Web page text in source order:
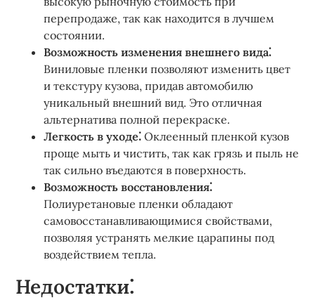
перепродаже, так как находится в лучшем
состоянии.
Возможность изменения внешнего вида⁚
Виниловые пленки позволяют изменить цвет
и текстуру кузова, придав автомобилю
уникальный внешний вид. Это отличная
альтернатива полной перекраске.
Легкость в уходе⁚ Оклеенный пленкой кузов
проще мыть и чистить, так как грязь и пыль не
так сильно въедаются в поверхность.
Возможность восстановления⁚
Полиуретановые пленки обладают
самовосстанавливающимися свойствами,
позволяя устранять мелкие царапины под
воздействием тепла.
Недостатки⁚